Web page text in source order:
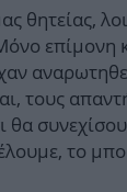
θητείας,
επίμονη
τους
θα
το